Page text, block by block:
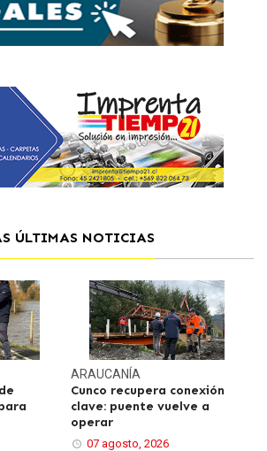
ÚLTIMAS NOTICIAS
ARAUCANÍA
Cunco recupera conexión
clave: puente vuelve a
operar
07 agosto, 2026